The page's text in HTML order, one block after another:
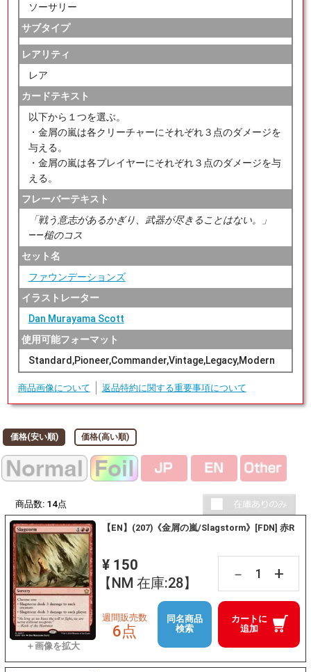
ソーサリー
サブタイプ
レアリティ
レア
カードテキスト
以下から１つを選ぶ。
・金屑の嵐は各クリーチャーにそれぞれ３点のダメージを
与える。
・金屑の嵐は各プレイヤーにそれぞれ３点のダメージを与
える。
フレーバーテキスト
「戦う意志があるかぎり、武器が尽きることはない。」
――槌のコス
セット名
ファウンデーションズ
イラストレーター
Dan Murayama Scott
使用可能フォーマット
Standard,Pioneer,Commander,Vintage,Legacy,Modern
商品画像について 返品特約に関する重要事項について
価格(安い順) 価格(高い順)
商品数: 14点
【EN】(207)《金屑の嵐/Slagstorm》[FDN] 赤R
¥ 150
【NM 在庫:28】
－ +
カートに
追加
週間販売数
6点
同名商品
検索